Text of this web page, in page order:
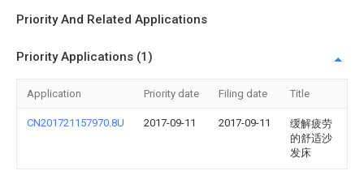
Priority And Related Applications
Priority Applications (1)
Application Priority date Filing date Title
CN201721157970.8U 2017-09-11 2017-09-11
缓解疲劳
的舒适沙
发床